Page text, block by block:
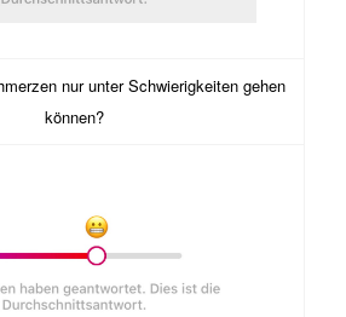
nur unter Schwierigkeiten gehen
können?